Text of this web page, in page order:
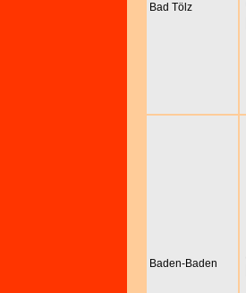
Bad Tölz
Baden-Baden